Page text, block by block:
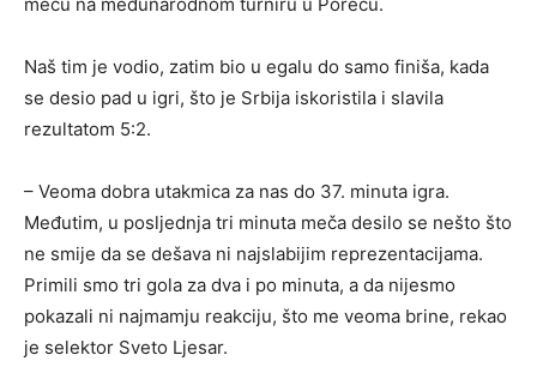
Naš tim je vodio, zatim bio u egalu do samo finiša, kada
se desio pad u igri, što je Srbija iskoristila i slavila
rezultatom 5:2.
– Veoma dobra utakmica za nas do 37. minuta igra.
Međutim, u posljednja tri minuta meča desilo se nešto što
ne smije da se dešava ni najslabijim reprezentacijama.
Primili smo tri gola za dva i po minuta, a da nijesmo
pokazali ni najmamju reakciju, što me veoma brine, rekao
je selektor Sveto Ljesar.